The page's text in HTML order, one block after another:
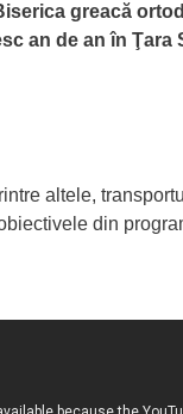
greacă
an de an în
altele,
din